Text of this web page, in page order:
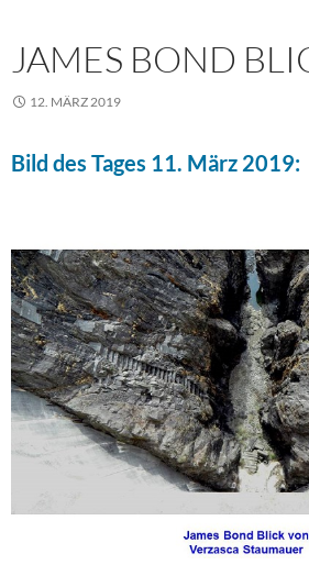
JAMES BOND
12. MÄRZ 2019
Bild des Tages 11. März 2019: